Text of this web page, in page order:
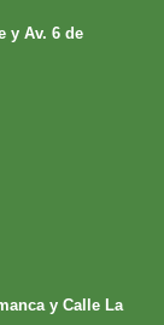
y Av. 6 de
y Calle La